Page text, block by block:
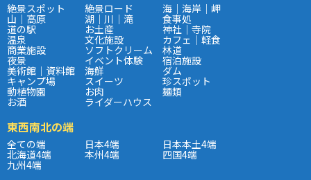
絶景スポット 絶景ロード 海｜海岸｜岬
山｜高原 湖｜川｜滝 食事処
道の駅 お土産 神社｜寺院
温泉 文化施設 カフェ｜軽食
商業施設 ソフトクリーム 林道
夜景 イベント体験 宿泊施設
美術館｜資料館 海鮮 ダム
キャンプ場 スイーツ 珍スポット
動植物園 お肉 麺類
お酒 ライダーハウス
東西南北の端
全ての端 日本4端 日本本土4端
北海道4端 本州4端 四国4端
九州4端